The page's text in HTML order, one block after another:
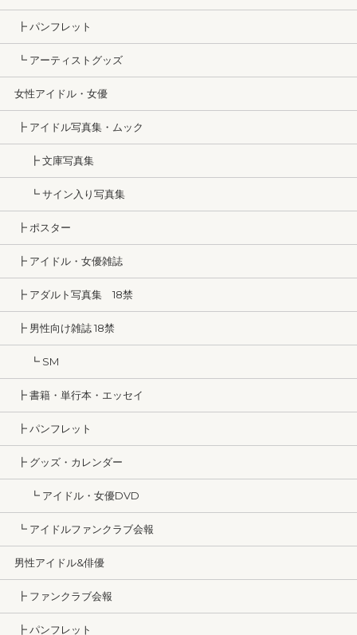
┣ パンフレット
┗ アーティストグッズ
女性アイドル・女優
┣ アイドル写真集・ムック
┣ 文庫写真集
┗ サイン入り写真集
┣ ポスター
┣ アイドル・女優雑誌
┣ アダルト写真集 18禁
┣ 男性向け雑誌 18禁
┗ SM
┣ 書籍・単行本・エッセイ
┣ パンフレット
┣ グッズ・カレンダー
┗ アイドル・女優DVD
┗ アイドルファンクラブ会報
男性アイドル&俳優
┣ ファンクラブ会報
┣ パンフレット